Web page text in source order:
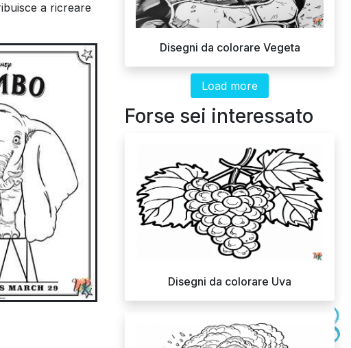
a ricreare
Disegni da colorare Vegeta
Load more
Forse sei interessato
Disegni da colorare Uva